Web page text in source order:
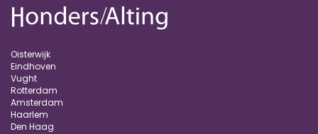
Oisterwijk
Eindhoven
Vught
Rotterdam
Amsterdam
Haarlem
Den Haag